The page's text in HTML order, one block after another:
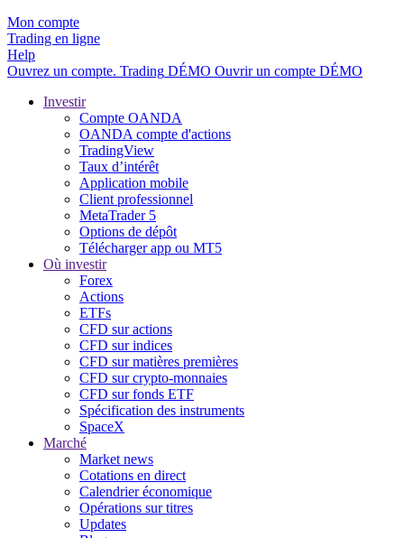
Mon compte
Trading en ligne
Help
Ouvrez un compte. Trading DÉMO Ouvrir un compte DÉMO
Investir
Compte OANDA
OANDA compte d'actions
TradingView
Taux d’intérêt
Application mobile
Client professionnel
MetaTrader 5
Options de dépôt
Télécharger app ou MT5
Où investir
Forex
Actions
ETFs
CFD sur actions
CFD sur indices
CFD sur matières premières
CFD sur crypto-monnaies
CFD sur fonds ETF
Spécification des instruments
SpaceX
Marché
Market news
Cotations en direct
Calendrier économique
Opérations sur titres
Updates